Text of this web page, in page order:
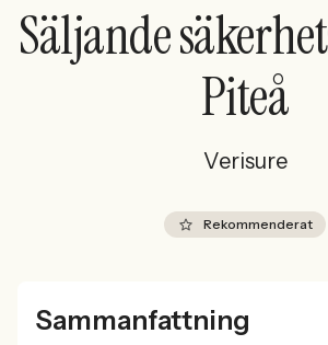
Ny här? Skapa konto
Säljande
Piteå
Verisure
Rekommenderat
Sammanfattning